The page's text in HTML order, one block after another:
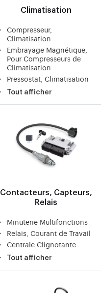
Climatisation
Compresseur,
Climatisation
Embrayage Magnétique,
Pour Compresseurs de
Climatisation
Pressostat, Climatisation
Tout afficher
Contacteurs, Capteurs,
Relais
Minuterie Multifonctions
Relais, Courant de Travail
Centrale Clignotante
Tout afficher